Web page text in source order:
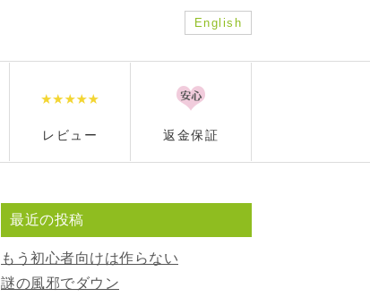
English
レビュー 返金保証
最近の投稿
もう初心者向けは作らない
謎の風邪でダウン